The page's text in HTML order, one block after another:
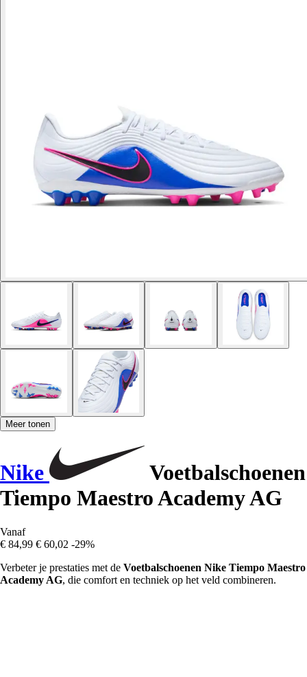
Meer tonen
Nike
Voetbalschoenen
Tiempo Maestro Academy AG
Vanaf
€ 84,99 € 60,02 -29%
Verbeter je prestaties met de Voetbalschoenen Nike Tiempo Maestro
Academy AG, die comfort en techniek op het veld combineren.